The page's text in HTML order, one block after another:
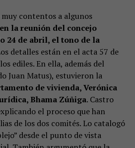
contentos a algunos
en la reunión del concejo
24 de abril, el tono de la
detalles están en el acta 57 de
ediles. En ella, además del
Juan Matus), estuvieron la
de vivienda, Verónica
Bhama Zúñiga. Castro
el proceso que han
de los dos comités. Lo catalogó
desde el punto de vista